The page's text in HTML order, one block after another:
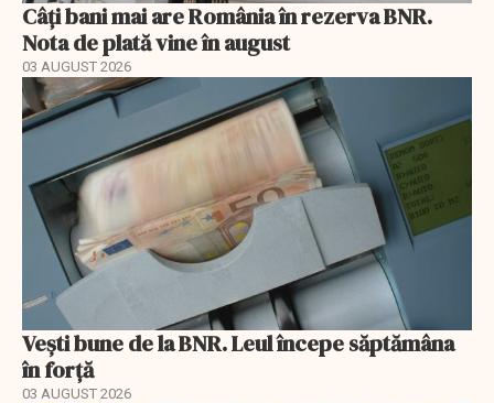
Câți bani mai are România în rezerva BNR.
Nota de plată vine în august
03 AUGUST 2026
Vești bune de la BNR. Leul începe săptămâna
în forță
03 AUGUST 2026